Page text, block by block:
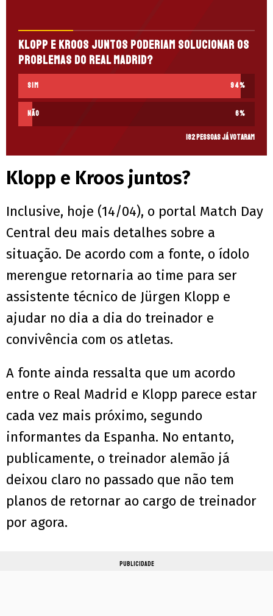
Klopp e Kroos juntos poderiam solucionar os
problemas do Real Madrid?
Sim 94%
Não 6%
182 pessoas já votaram
Klopp e Kroos juntos?
Inclusive, hoje (14/04), o portal Match Day
Central deu mais detalhes sobre a
situação. De acordo com a fonte, o ídolo
merengue retornaria ao time para ser
assistente técnico de Jürgen Klopp e
ajudar no dia a dia do treinador e
convivência com os atletas.
A fonte ainda ressalta que um acordo
entre o Real Madrid e Klopp parece estar
cada vez mais próximo, segundo
informantes da Espanha. No entanto,
publicamente, o treinador alemão já
deixou claro no passado que não tem
planos de retornar ao cargo de treinador
por agora.
PUBLICIDADE